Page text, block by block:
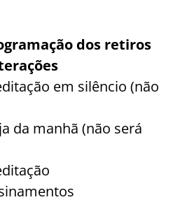
dos retiros
em silêncio (não
da manhã (não será